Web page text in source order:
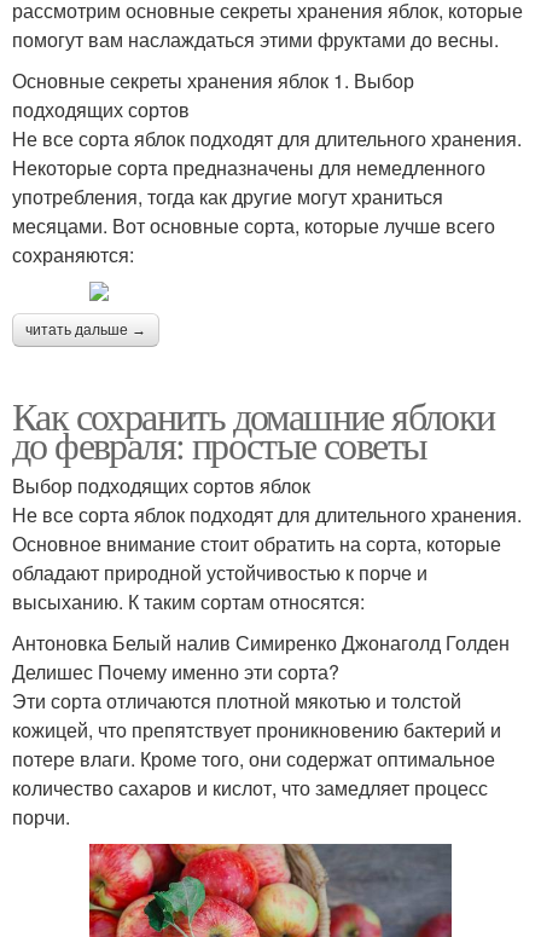
рассмотрим основные секреты хранения яблок, которые
помогут вам наслаждаться этими фруктами до весны.
Основные секреты хранения яблок 1. Выбор
подходящих сортов
Не все сорта яблок подходят для длительного хранения.
Некоторые сорта предназначены для немедленного
употребления, тогда как другие могут храниться
месяцами. Вот основные сорта, которые лучше всего
сохраняются:
читать дальше →
Как сохранить домашние яблоки
до февраля: простые советы
Выбор подходящих сортов яблок
Не все сорта яблок подходят для длительного хранения.
Основное внимание стоит обратить на сорта, которые
обладают природной устойчивостью к порче и
высыханию. К таким сортам относятся:
Антоновка Белый налив Симиренко Джонаголд Голден
Делишес Почему именно эти сорта?
Эти сорта отличаются плотной мякотью и толстой
кожицей, что препятствует проникновению бактерий и
потере влаги. Кроме того, они содержат оптимальное
количество сахаров и кислот, что замедляет процесс
порчи.